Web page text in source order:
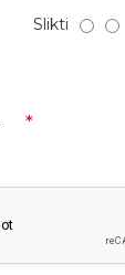
Slikti